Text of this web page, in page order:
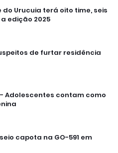
do Urucuia terá oito time, seis
edição 2025
de furtar residência
Adolescentes contam como
capota na GO-591 em